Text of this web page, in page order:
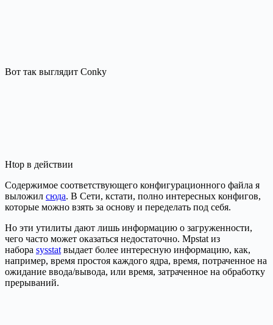
Вот так выглядит Conky
Htop в действии
Содержимое соответствующего конфигурационного файла я
выложил сюда. В Сети, кстати, полно интересных конфигов,
которые можно взять за основу и переделать под себя.
Но эти утилиты дают лишь информацию о загруженности,
чего часто может оказаться недостаточно. Mpstat из
набора sysstatвыдает более интересную информацию, как,
например, время простоя каждого ядра, время, потраченное на
ожидание ввода/вывода, или время, затраченное на обработку
прерываний.